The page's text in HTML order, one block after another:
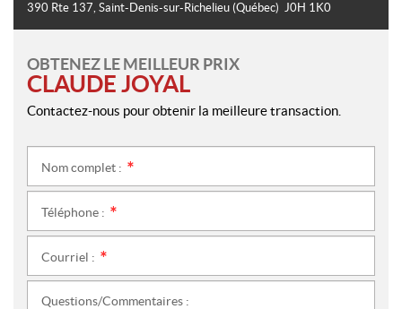
390 Rte 137, Saint-Denis-sur-Richelieu (Québec) J0H 1K0
OBTENEZ LE MEILLEUR PRIX
CLAUDE JOYAL
Contactez-nous pour obtenir la meilleure transaction.
Nom complet :
Téléphone :
Courriel :
Questions/Commentaires :